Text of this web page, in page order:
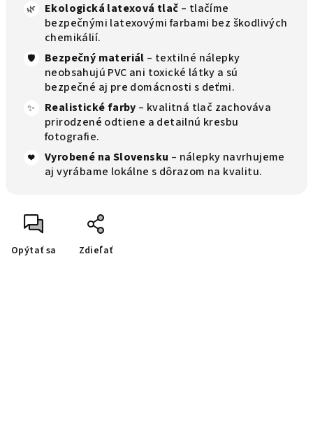
🌿 Ekologická latexová tlač – tlačíme
bezpečnými latexovými farbami bez škodlivých
chemikálií.
🛡️ Bezpečný materiál – textilné nálepky
neobsahujú PVC ani toxické látky a sú
bezpečné aj pre domácnosti s deťmi.
✨ Realistické farby – kvalitná tlač zachováva
prirodzené odtiene a detailnú kresbu
fotografie.
❤️ Vyrobené na Slovensku – nálepky navrhujeme
aj vyrábame lokálne s dôrazom na kvalitu.
Opýtať sa Zdieľať